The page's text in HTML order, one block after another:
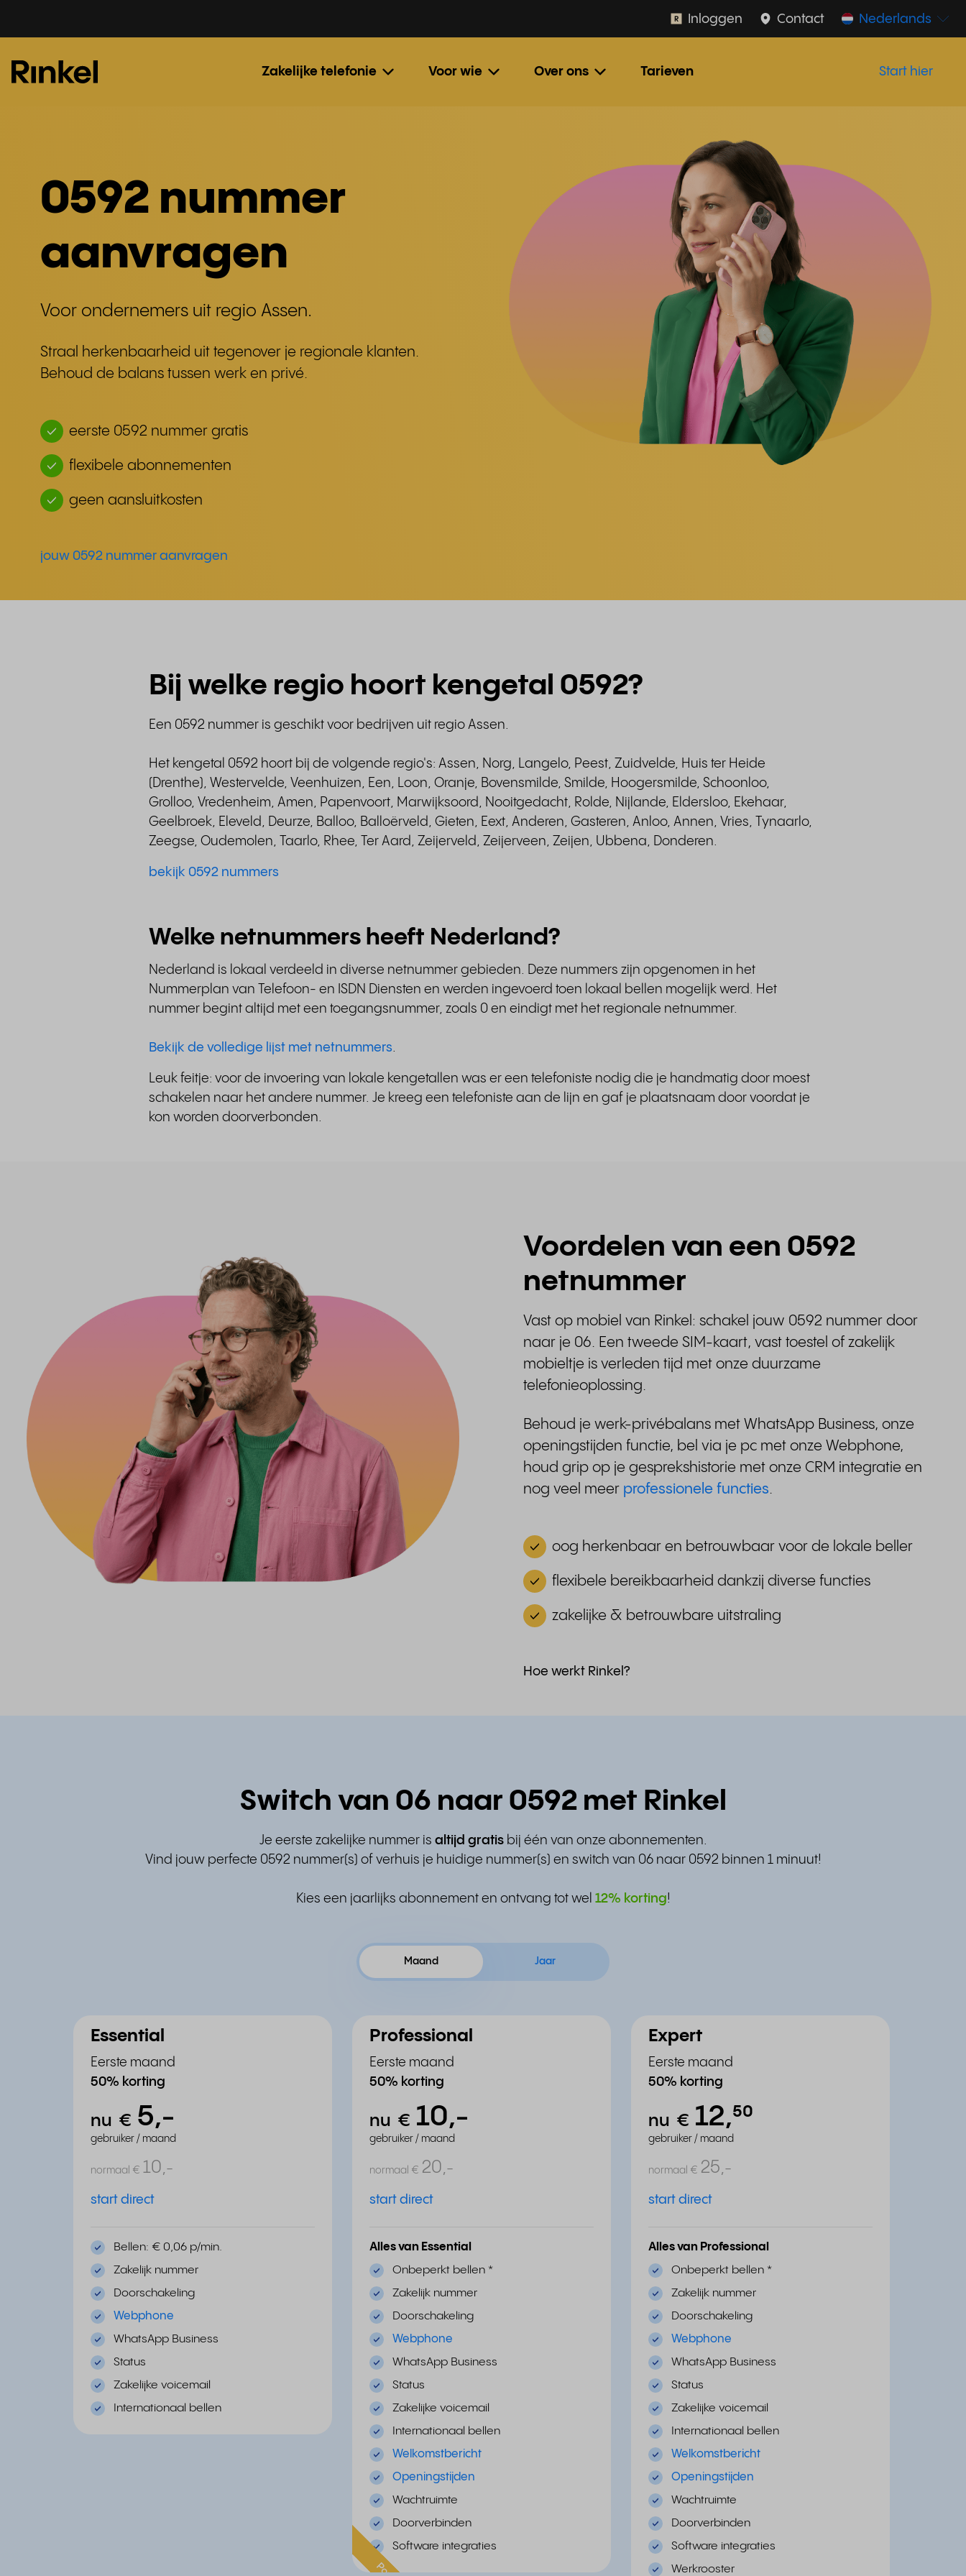
Zakelijke telefonie Voor wie Over ons Tarieven
Nederlands
Contact
Inloggen
Start hier
0592 nummer
aanvragen
Voor ondernemers uit regio Assen.
Straal herkenbaarheid uit tegenover je regionale klanten.
Behoud de balans tussen werk en privé.
eerste 0592 nummer gratis
flexibele abonnementen
geen aansluitkosten
jouw 0592 nummer aanvragen
Bij welke regio hoort kengetal 0592?
Een 0592 nummer is geschikt voor bedrijven uit regio Assen.
Het kengetal 0592 hoort bij de volgende regio's: Assen, Norg, Langelo, Peest, Zuidvelde, Huis ter Heide
(Drenthe), Westervelde, Veenhuizen, Een, Loon, Oranje, Bovensmilde, Smilde, Hoogersmilde, Schoonloo,
Grolloo, Vredenheim, Amen, Papenvoort, Marwijksoord, Nooitgedacht, Rolde, Nijlande, Eldersloo, Ekehaar,
Geelbroek, Eleveld, Deurze, Balloo, Balloërveld, Gieten, Eext, Anderen, Gasteren, Anloo, Annen, Vries, Tynaarlo,
Zeegse, Oudemolen, Taarlo, Rhee, Ter Aard, Zeijerveld, Zeijerveen, Zeijen, Ubbena, Donderen.
bekijk 0592 nummers
Welke netnummers heeft Nederland?
Nederland is lokaal verdeeld in diverse netnummer gebieden. Deze nummers zijn opgenomen in het
Nummerplan van Telefoon- en ISDN Diensten en werden ingevoerd toen lokaal bellen mogelijk werd. Het
nummer begint altijd met een toegangsnummer, zoals 0 en eindigt met het regionale netnummer.
Bekijk de volledige lijst met netnummers.
Leuk feitje: voor de invoering van lokale kengetallen was er een telefoniste nodig die je handmatig door moest
schakelen naar het andere nummer. Je kreeg een telefoniste aan de lijn en gaf je plaatsnaam door voordat je
kon worden doorverbonden.
Voordelen van een 0592
netnummer
Vast op mobiel van Rinkel: schakel jouw 0592 nummer door
naar je 06. Een tweede SIM-kaart, vast toestel of zakelijk
mobieltje is verleden tijd met onze duurzame
telefonieoplossing.
Behoud je werk-privébalans met WhatsApp Business, onze
openingstijden functie, bel via je pc met onze Webphone,
houd grip op je gesprekshistorie met onze CRM integratie en
nog veel meer professionele functies.
oog herkenbaar en betrouwbaar voor de lokale beller
flexibele bereikbaarheid dankzij diverse functies
zakelijke & betrouwbare uitstraling
Hoe werkt Rinkel?
Switch van 06 naar 0592 met Rinkel
Je eerste zakelijke nummer is altijd gratisbij één van onze abonnementen.
Vind jouw perfecte 0592 nummer(s) of verhuis je huidige nummer(s) en switch van 06 naar 0592 binnen 1 minuut!
Kies een jaarlijks abonnement en ontvang tot wel 12% korting!
Maand Jaar
Essential
Eerste maand
50% korting
nu € 5,-
gebruiker / maand
normaal € 10,-
start direct
Bellen: € 0,06 p/min.
Zakelijk nummer
Doorschakeling
Webphone
WhatsApp Business
Status
Zakelijke voicemail
Internationaal bellen
Professional
Eerste maand
50% korting
nu € 10,-
gebruiker / maand
normaal € 20,-
start direct
Alles van Essential
Onbeperkt bellen *
Zakelijk nummer
Doorschakeling
Webphone
WhatsApp Business
Status
Zakelijke voicemail
Internationaal bellen
Welkomstbericht
Openingstijden
Wachtruimte
Doorverbinden
Software integraties
Expert
Eerste maand
50% korting
nu € 12,⁵⁰
gebruiker / maand
normaal € 25,-
start direct
Alles van Professional
Onbeperkt bellen *
Zakelijk nummer
Doorschakeling
Webphone
WhatsApp Business
Status
Zakelijke voicemail
Internationaal bellen
Welkomstbericht
Openingstijden
Wachtruimte
Doorverbinden
Software integraties
Werkrooster